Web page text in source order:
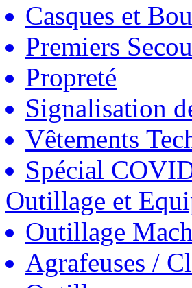
Casques et
Premiers
Propreté
Signalisation
Vêtements
Spécial
Outillage et
Outillage
Agrafeuses /